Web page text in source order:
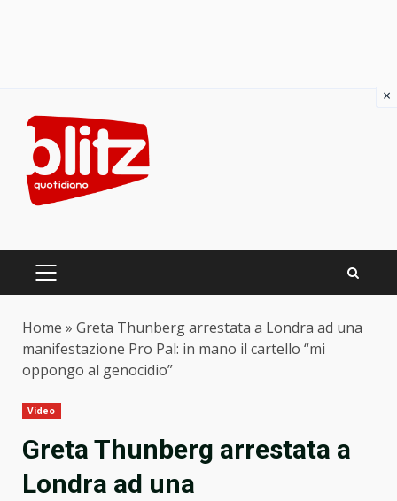
content
PRIMARY
Home » Greta Thunberg arrestata a Londra ad una
manifestazione Pro Pal: in mano il cartello “mi
oppongo al genocidio”
Video
Greta Thunberg arrestata a
Londra ad una
×